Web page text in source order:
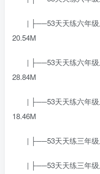
| ├──53天天练六年
20.54M
| ├──53天天练六年
28.84M
| ├──53天天练六年
18.46M
| ├──53天天练三年级
| ├──53天天练三年